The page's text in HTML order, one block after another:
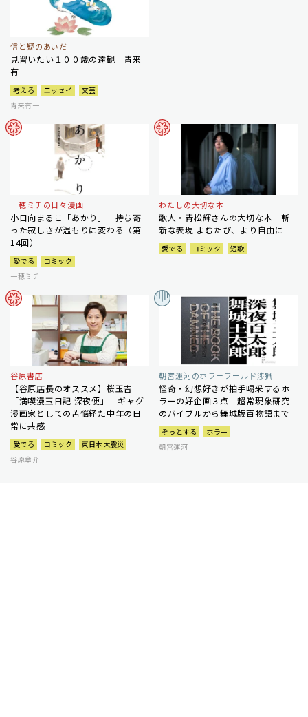
信と疑のあいだ
見習いたい１００歳の達観 青来
有一
考える エッセイ
文芸
青来有一
一穂ミチの日々漫画
小日向まるこ「あかり」 持ち寄
った寂しさが温もりに変わる（第
14回）
愛でる
コミック
一穂ミチ
わたしの大切な本
歌人・青松輝さんの大切な本 斬
新な表現 よむたび、より自由に
愛でる コミック 短歌
谷原書店
【谷原店長のオススメ】桜玉吉
「満喫漫玉日記 深夜便」 ギャグ
漫画家としての苦悩経た中年の日
常に共感
愛でる コミック
東日本大震災
谷原章介
朝宮運河のホラーワールド渉猟
怪奇・幻想好きが拍手喝采するホ
ラーの好企画３点 超常現象研究
のバイブルから舞城版百物語まで
ぞっとする
ホラー
朝宮運河